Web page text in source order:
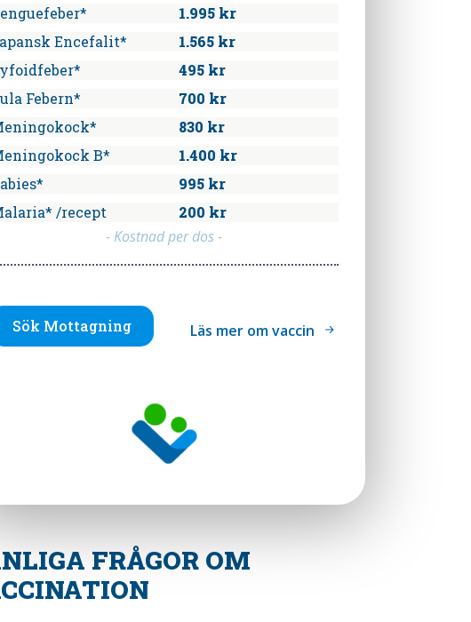
1.995 kr
Encefalit*
1.565 kr
495 kr
Febern*
700 kr
830 kr
B*
1.400 kr
995 kr
/recept
200 kr
- Kostnad per dos -
Sök Mottagning Läs mer om vaccin
FRÅGOR OM